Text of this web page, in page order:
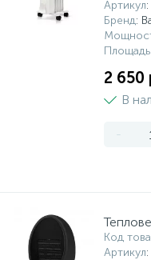
Артикул
Бренд:
2 650
В
-
Код
Артикул